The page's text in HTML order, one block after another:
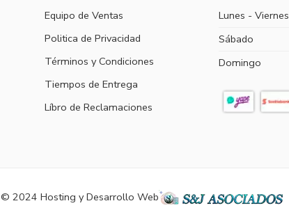
Equipo de Ventas
Politica de Privacidad
Términos y Condiciones
Tiempos de Entrega
Líbro de Reclamaciones
Lunes - Viernes
Sábado
Domingo
2024 Hosting y Desarrollo Web